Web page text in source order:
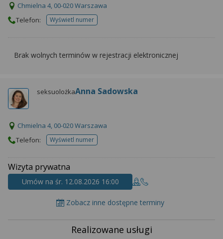
Chmielna 4, 00-020 Warszawa
Telefon:
Wyświetl numertelefonu do placowki
Brak wolnych terminów w rejestracji elektronicznej
seksuolożkaAnna Sadowska
Chmielna 4, 00-020 Warszawa
Telefon:
Wyświetl numertelefonu do placowki
Wizyta prywatna
Umów na śr. 12.08.2026 16:00
Zobacz inne dostępne terminy
Realizowane usługi